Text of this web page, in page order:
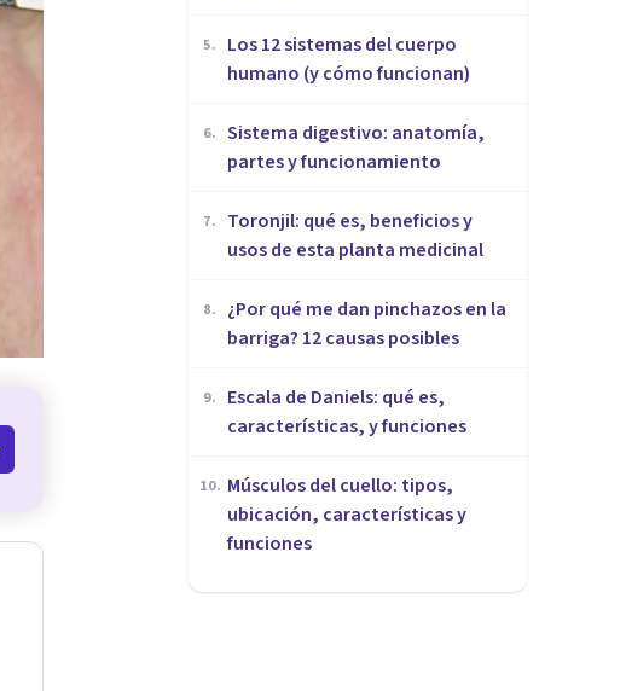
5.
Los 12 sistemas del cuerpo
humano (y cómo funcionan)
6. Sistema digestivo: anatomía,
partes y funcionamiento
7.
Toronjil: qué es, beneficios y
usos de esta planta medicinal
8.
¿Por qué me dan pinchazos en la
barriga? 12 causas posibles
9.
Escala de Daniels: qué es,
características, y funciones
10. Músculos del cuello: tipos,
ubicación, características y
funciones